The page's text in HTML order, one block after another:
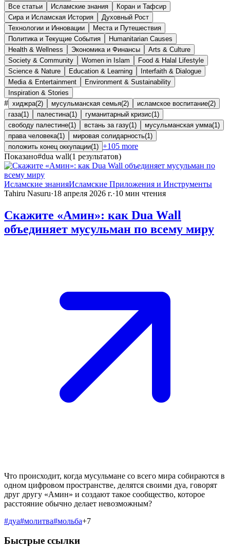
Все статьи Исламские знания
Коран и Тафсир
Сира и Исламская История
Духовный Рост
Технологии и Инновации
Места и Путешествия
Политика и Текущие События
Humanitarian Causes
Health & Wellness
Экономика и Финансы
Arts & Culture
Society & Community
Women in Islam
Food & Halal Lifestyle
Science & Nature
Education & Learning
Interfaith & Dialogue
Media & Entertainment
Environment & Sustainability
Inspiration & Stories
# хиджра(2) мусульманская семья(2) исламское воспитание(2)
газа(1 ) палестина(1 ) гуманитарный кризис(1 )
свободу палестине(1 ) встань за газу(1 ) мусульманская умма(1 )
права человека(1 ) мировая солидарность(1 )
положить конец оккупации(1 ) +105 more
Показано#dua wall(1 результатов)
Исламские знанияИсламские Приложения и Инструменты
Tahiru Nasuru·18 апреля 2026 г.·10 мин чтения
Скажите «Амин»: как Dua Wall
объединяет мусульман по всему миру
Что происходит, когда мусульмане со всего мира собираются в
одном цифровом пространстве, делятся своими дуа, говорят
друг другу «Амин» и создают такое сообщество, которое
расстояние обычно делает невозможным?
#дуа#молитва#мольба+7
Быстрые ссылки